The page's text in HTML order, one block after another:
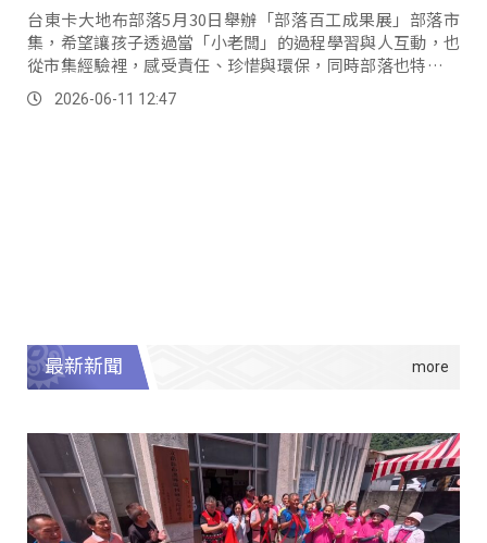
台東卡大地布部落5月30日舉辦「部落百工成果展」部落市
集，希望讓孩子透過當「小老闆」的過程學習與人互動，也
從市集經驗裡，感受責任、珍惜與環保，同時部落也特別跟
知本國中合作，希望從傳統歲時祭儀中，認識部落裡各種不
同的工作技藝與生命故事。
2026-06-11 12:47
最新新聞